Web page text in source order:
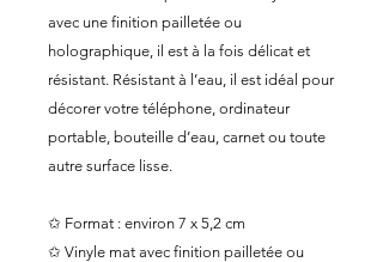
avec une finition pailletée ou
holographique, il est à la fois délicat et
résistant. Résistant à l’eau, il est idéal pour
décorer votre téléphone, ordinateur
portable, bouteille d’eau, carnet ou toute
autre surface lisse.
✩ Format : environ 7 x 5,2 cm
✩ Vinyle mat avec finition pailletée ou